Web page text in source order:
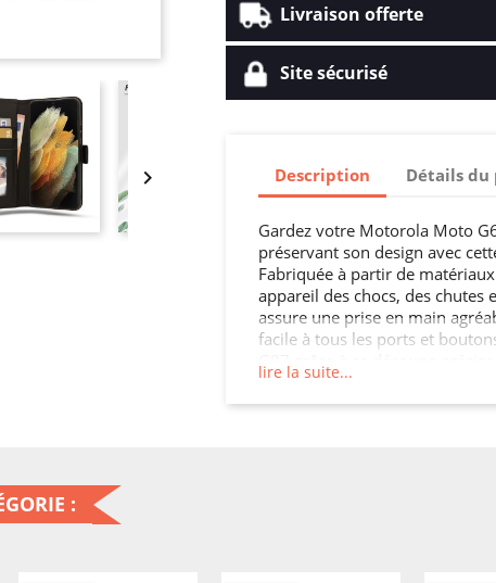

Livraison offerte
Site sécurisé
Description Détails
Gardez votre Motorola Moto
préservant son design avec
Fabriquée à partir de
appareil des chocs, des chutes
assure une prise en main
facile à tous les ports et
pour préserver l'intégrité de
en ajoutant une touche de
lire la suite...
: